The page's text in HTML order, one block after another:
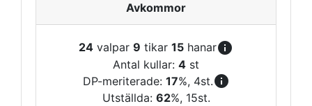
Avkommor
24 valpar 9 tikar 15 hanarinfo
Antal kullar: 4 st
DP-meriterade: 17%, 4st.info
Utställda: 62%, 15st.